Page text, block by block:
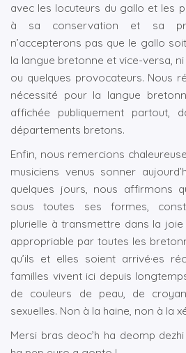
avec les locuteurs du gallo et les
à sa conservation et sa
n’accepterons pas que le gallo
la langue bretonne et vice-versa, ni
ou quelques provocateurs. Nous
nécessité pour la langue
affichée publiquement partout,
départements bretons.
Enfin, nous remercions
musiciens venus sonner
quelques jours, nous affirmons
sous toutes ses formes,
plurielle à transmettre dans la
appropriable par toutes les
qu’ils et elles soient arrivé·es
familles vivent ici depuis
de couleurs de peau, de
sexuelles. Non à la haine, non à la
Mersi bras deoc’h ha deomp